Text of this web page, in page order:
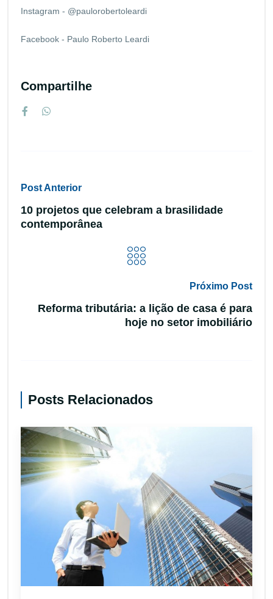
Instagram - @paulorobertoleardi
Facebook - Paulo Roberto Leardi
Compartilhe
Post Anterior
10 projetos que celebram a brasilidade
contemporânea
Próximo Post
Reforma tributária: a lição de casa é para
hoje no setor imobiliário
Posts Relacionados